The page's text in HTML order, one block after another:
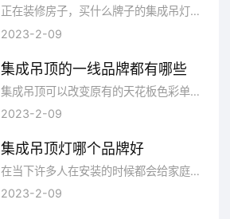
正在装修房子，买什么牌子的集成吊灯比较好呢?品牌网小编为大家整理了十大集成吊灯品牌排行榜，希望能够为您选购什么牌子的集...
2023-2-09
集成吊顶的一线品牌都有哪些
集成吊顶可以改变原有的天花板色彩单调的不足，能够给整体家居装修风格打造统一的效果，同时还可以隐藏安装在天花板上的电器线路，让天花板看起来更简洁。集成吊顶要选择好的品牌，因为集成吊顶一旦装好了轻易不会更换，不然会很麻烦。以下就是集成吊顶的一线品牌，一起来看。
2023-2-09
集成吊顶灯哪个品牌好
在当下许多人在安装的时候都会给家庭安装集成的一种吊顶灯，这样吊顶灯不仅具有很强美观性。而且形式也非常多，可以根据整个吊顶的风格和一些位置做一些变化的特点。那么集成吊顶灯哪个品牌好?我们一起来看看吧。
2023-2-09